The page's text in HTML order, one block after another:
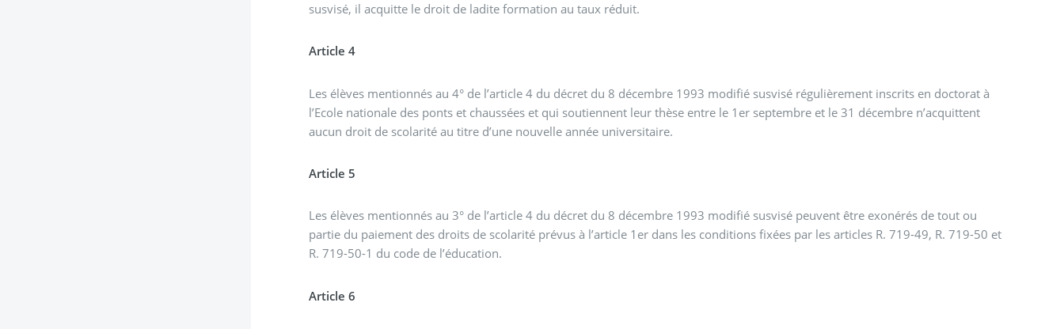
susvisé, il acquitte le droit de ladite formation au taux réduit.
Article 4
Les élèves mentionnés au 4° de l’article 4 du décret du 8 décembre 1993 modifié susvisé régulièrement inscrits en doctorat à
l’Ecole nationale des ponts et chaussées et qui soutiennent leur thèse entre le 1er septembre et le 31 décembre n’acquittent
aucun droit de scolarité au titre d’une nouvelle année universitaire.
Article 5
Les élèves mentionnés au 3° de l’article 4 du décret du 8 décembre 1993 modifié susvisé peuvent être exonérés de tout ou
partie du paiement des droits de scolarité prévus à l’article 1er dans les conditions fixées par les articles R. 719-49, R. 719-50 et
R. 719-50-1 du code de l’éducation.
Article 6